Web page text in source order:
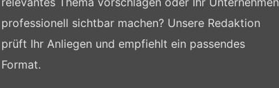
professionell sichtbar machen? Unsere Redaktion
prüft Ihr Anliegen und empfiehlt ein passendes
Format.